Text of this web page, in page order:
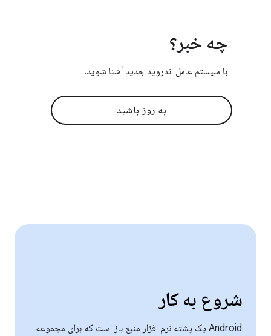
چه خبر؟
با سیستم عامل اندروید جدید آشنا شوید.
به روز باشید
شروع به کار
Android یک پشته نرم افزار منبع باز است که برای مجموعه